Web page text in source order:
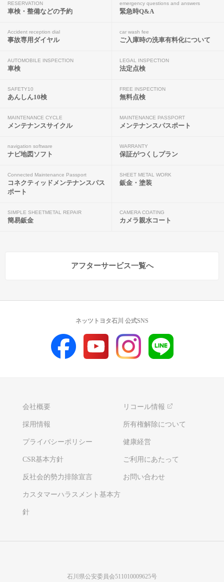
RESERVATION
車検・整備などの予約
emergency questions and answers
緊急時Q&A
Accident reception dial
事故専用ダイヤル
car wash fee
ご入庫時の洗車有料化について
AUTOMOBILE INSPECTION
車検
LEGAL INSPECTION
法定点検
SAFETY10
あんしん10検
FREE INSPECTION
無料点検
MAINTENANCE CYCLE
メンテナンスサイクル
MAINTENANCE PASSPORT
メンテナンスパスポート
navigation software
ナビ地図ソフト
WARRANTY
保証がつくしプラン
Connected Maintenance Passport
コネクティッドメンテナンスパス
ポート
SHEET METAL WORK
鈑金・塗装
SIMPLE SHEETMETAL REPAIR
簡易鈑金
CAMERA COATING
カメラ親水コート
アフターサービス一覧へ
会社概要 リコール情報
採用情報 所有権解除について
プライバシーポリシー 健康経営
CSR基本方針 ご利用にあたって
反社会的勢力排除宣言 お問い合わせ
カスタマーハラスメント基本方
針
ネッツトヨタ石川 公式SNS
石川県公安委員会511010009625号